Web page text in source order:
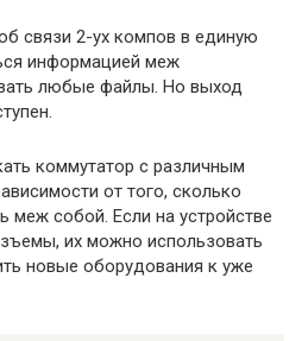
связи 2-ух компов в единую
информацией меж
любые файлы. Но выход
коммутатор с различным
от того, сколько
меж собой. Если на устройстве
их можно использовать
новые оборудования к уже